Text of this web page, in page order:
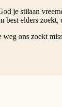
je stilaan
best elders
ons zoekt